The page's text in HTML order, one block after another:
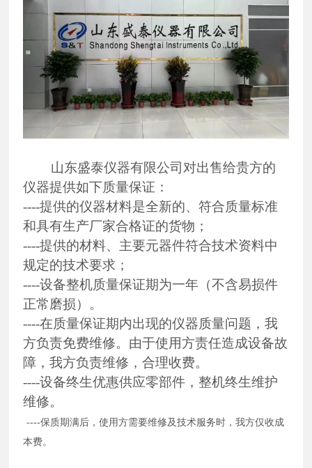
山东盛泰仪器有限公司对出售给贵方的
仪器提供如下质量保证：
----提供的仪器材料是全新的、符合质量标准
和具有生产厂家合格证的货物；
----提供的材料、主要元器件符合技术资料中
规定的技术要求；
----设备整机质量保证期为一年（不含易损件
正常磨损）。
----在质量保证期内出现的仪器质量问题，我
方负责免费维修。由于使用方责任造成设备故
障，我方负责维修，合理收费。
----设备终生优惠供应零部件，整机终生维护
维修。
----保质期满后，使用方需要维修及技术服务时，我方仅收成
本费。